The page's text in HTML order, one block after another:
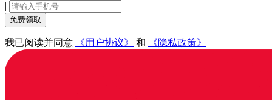
|
免费领取
我已阅读并同意 《用户协议》 和 《隐私政策》